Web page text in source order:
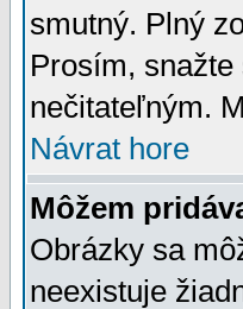
smutný. Plný
Prosím,
nečitateľným.
Návrat hore
Môžem
Obrázky sa
neexistuje